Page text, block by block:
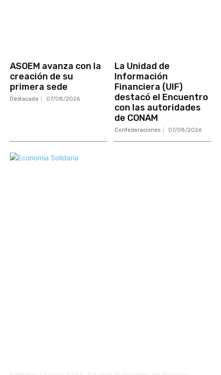
ASOEM avanza con la
creación de su
primera sede
Destacada 07/08/2026
La Unidad de
Información
Financiera (UIF)
destacó el Encuentro
con las autoridades
de CONAM
Confederaciones 07/08/2026